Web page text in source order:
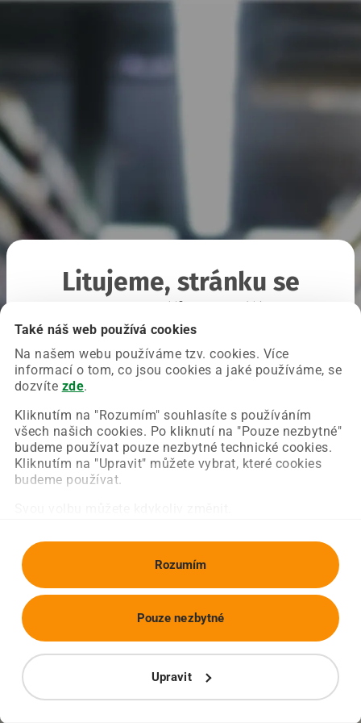
Také náš web používá cookies
Na našem webu používáme tzv. cookies. Více
informací o tom, co jsou cookies a jaké používáme, se
dozvíte zde.
Kliknutím na "Rozumím" souhlasíte s používáním
všech našich cookies. Po kliknutí na "Pouze nezbytné"
budeme používat pouze nezbytné technické cookies.
Kliknutím na "Upravit" můžete vybrat, které cookies
budeme používat.
Rozumím
Upravit
Pouze nezbytné
Litujeme, stránku se
Chyba nastala na naší straně a už ji opravujeme.
Zkuste prosím znovu načíst požadovanou stránku.
Obnovit stránku Úvodní strana